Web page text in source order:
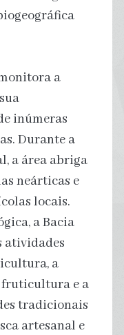
a
inúmeras
Durante a
a área abriga
neárticas e
locais.
a Bacia
atividades
a
fruticultura e a
tradicionais
artesanal e